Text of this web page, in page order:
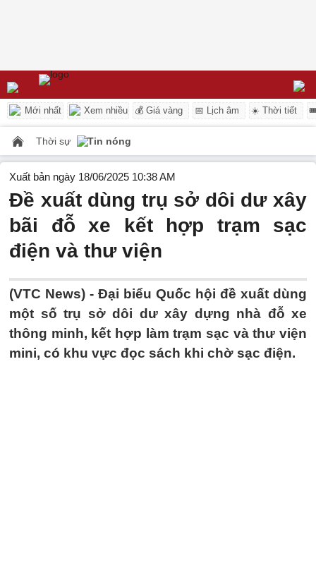
Mới nhất Xem nhiều 💰 Giá vàng 📅 Lịch âm ☀️ Thời tiết
Thời sự Tin nóng
Xuất bản ngày 18/06/2025 10:38 AM
Đề xuất dùng trụ sở dôi dư xây
bãi đỗ xe kết hợp trạm sạc
điện và thư viện
(VTC News) - Đại biểu Quốc hội đề xuất dùng
một số trụ sở dôi dư xây dựng nhà đỗ xe
thông minh, kết hợp làm trạm sạc và thư viện
mini, có khu vực đọc sách khi chờ sạc điện.